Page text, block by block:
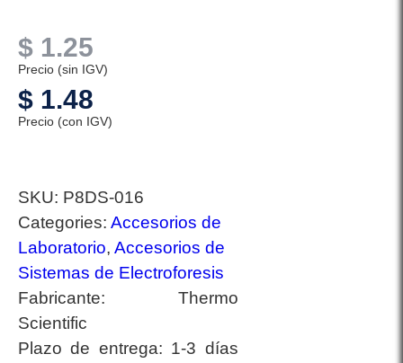
$ 1.25
Precio (sin IGV)
$ 1.48
Precio (con IGV)
SKU: P8DS-016
Categories: Accesorios de
Laboratorio, Accesorios de
Sistemas de Electroforesis
Fabricante: Thermo
Scientific
Plazo de entrega: 1-3 días